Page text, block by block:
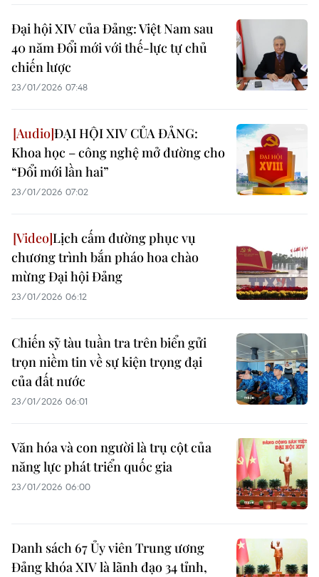
Đại hội XIV của Đảng: Việt Nam sau
40 năm Đổi mới với thế-lực tự chủ
chiến lược
23/01/2026 07:48
ĐẠI HỘI XIV CỦA ĐẢNG:
Khoa học – công nghệ mở đường cho
“Đổi mới lần hai”
23/01/2026 07:02
Lịch cấm đường phục vụ
chương trình bắn pháo hoa chào
mừng Đại hội Đảng
23/01/2026 06:12
Chiến sỹ tàu tuần tra trên biển gửi
trọn niềm tin về sự kiện trọng đại
của đất nước
23/01/2026 06:01
Văn hóa và con người là trụ cột của
năng lực phát triển quốc gia
23/01/2026 06:00
Danh sách 67 Ủy viên Trung ương
Đảng khóa XIV là lãnh đạo 34 tỉnh,